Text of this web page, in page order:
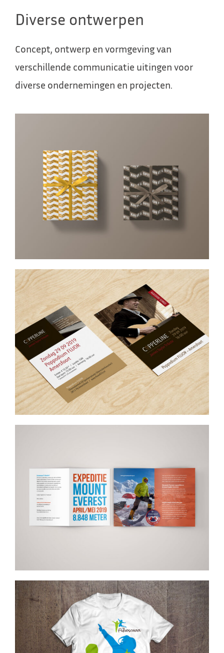
Diverse ontwerpen
Concept, ontwerp en vormgeving van
verschillende communicatie uitingen voor
diverse ondernemingen en projecten.